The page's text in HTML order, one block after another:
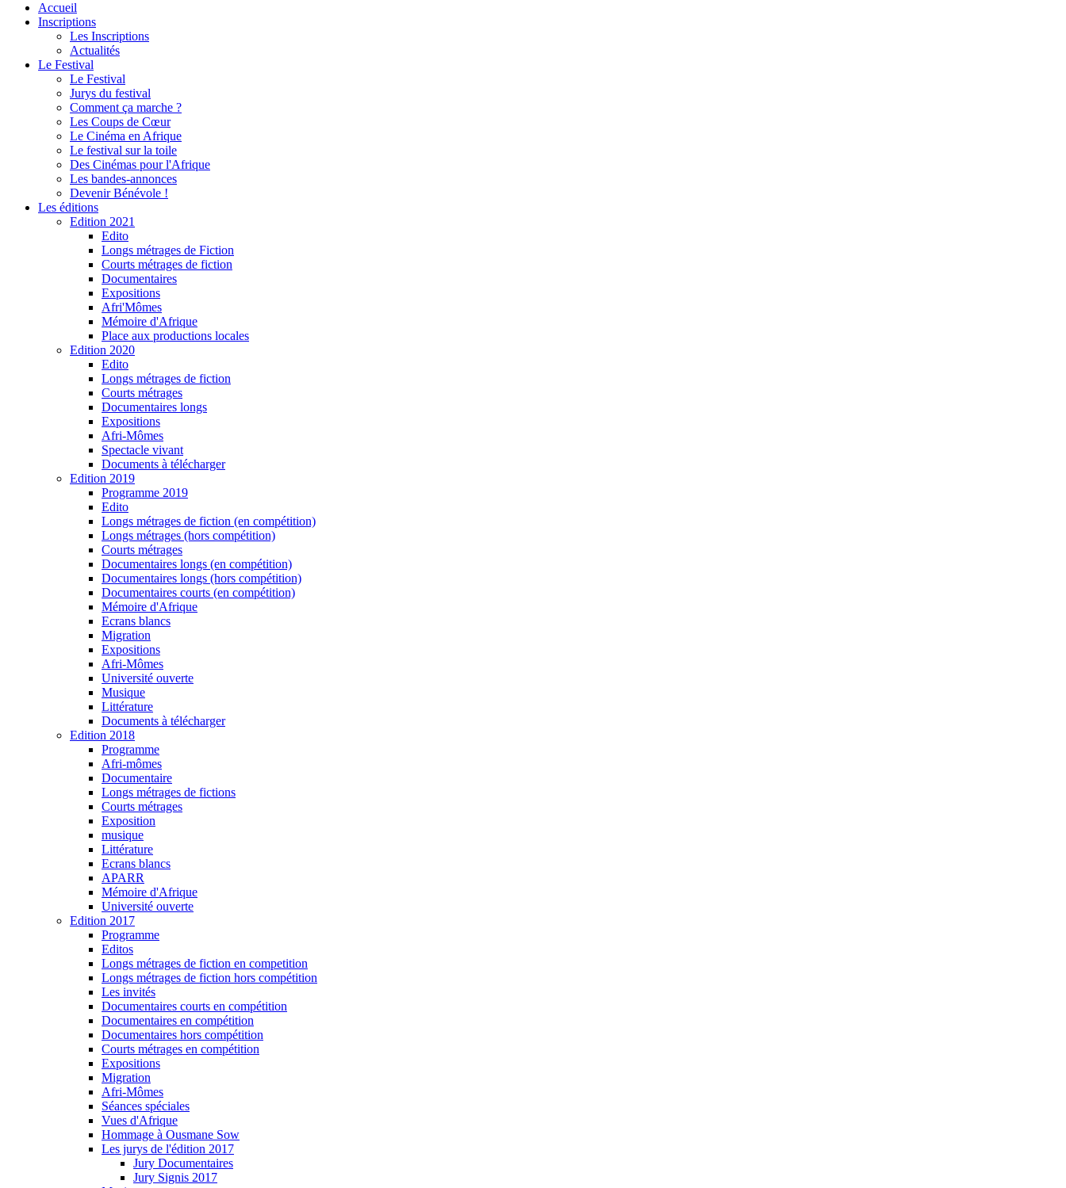
Accueil
Inscriptions
Les Inscriptions
Actualités
Le Festival
Le Festival
Jurys du festival
Comment ça marche ?
Les Coups de Cœur
Le Cinéma en Afrique
Le festival sur la toile
Des Cinémas pour l'Afrique
Les bandes-annonces
Devenir Bénévole !
Les éditions
Edition 2021
Edito
Longs métrages de Fiction
Courts métrages de fiction
Documentaires
Expositions
Afri'Mômes
Mémoire d'Afrique
Place aux productions locales
Edition 2020
Edito
Longs métrages de fiction
Courts métrages
Documentaires longs
Expositions
Afri-Mômes
Spectacle vivant
Documents à télécharger
Edition 2019
Programme 2019
Edito
Longs métrages de fiction (en compétition)
Longs métrages (hors compétition)
Courts métrages
Documentaires longs (en compétition)
Documentaires longs (hors compétition)
Documentaires courts (en compétition)
Mémoire d'Afrique
Ecrans blancs
Migration
Expositions
Afri-Mômes
Université ouverte
Musique
Littérature
Documents à télécharger
Edition 2018
Programme
Afri-mômes
Documentaire
Longs métrages de fictions
Courts métrages
Exposition
musique
Littérature
Ecrans blancs
APARR
Mémoire d'Afrique
Université ouverte
Edition 2017
Programme
Editos
Longs métrages de fiction en competition
Longs métrages de fiction hors compétition
Les invités
Documentaires courts en compétition
Documentaires en compétition
Documentaires hors compétition
Courts métrages en compétition
Expositions
Migration
Afri-Mômes
Séances spéciales
Vues d'Afrique
Hommage à Ousmane Sow
Les jurys de l'édition 2017
Jury Documentaires
Jury Signis 2017